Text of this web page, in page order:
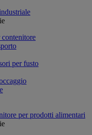
contenitore
per fusto
per prodotti alimentari